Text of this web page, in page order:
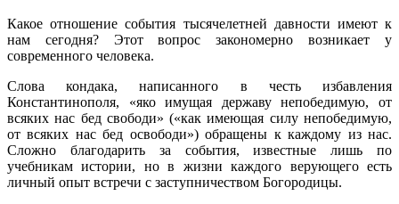
Какое отношение события тысячелетней давности имеют к
нам сегодня? Этот вопрос закономерно возникает у
современного человека.
Слова кондака, написанного в честь избавления
Константинополя, «яко имущая державу непобедимую, от
всяких нас бед свободи» («как имеющая силу непобедимую,
от всяких нас бед освободи») обращены к каждому из нас.
Сложно благодарить за события, известные лишь по
учебникам истории, но в жизни каждого верующего есть
личный опыт встречи с заступничеством Богородицы.